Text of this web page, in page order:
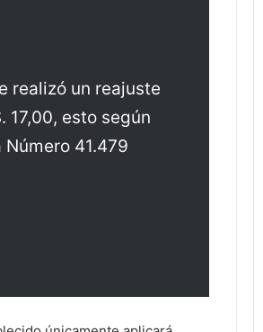
realizó un reajuste
17,00, esto según
41.479